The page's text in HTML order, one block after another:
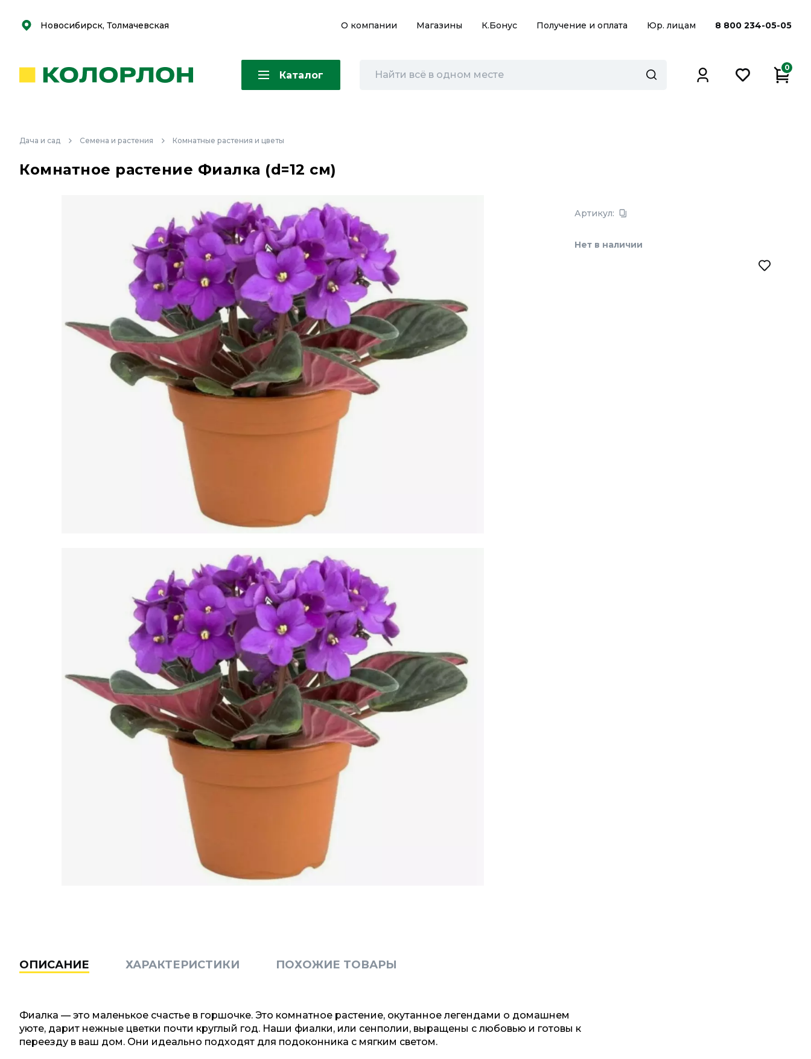
Скоро
Скоро
Новосибирск, Толмачевская О компании Магазины К.Бонус Получение и оплата Юр. лицам 8 800 234-05-05
Каталог
0
Дача и сад Семена и растения Комнатные растения и цветы
Комнатное растение Фиалка (d=12 см)
Артикул:
Нет в наличии
ОПИСАНИЕ ХАРАКТЕРИСТИКИ ПОХОЖИЕ ТОВАРЫ
Фиалка — это маленькое счастье в горшочке. Это комнатное растение, окутанное легендами о домашнем
уюте, дарит нежные цветки почти круглый год. Наши фиалки, или сенполии, выращены с любовью и готовы к
переезду в ваш дом. Они идеально подходят для подоконника с мягким светом.